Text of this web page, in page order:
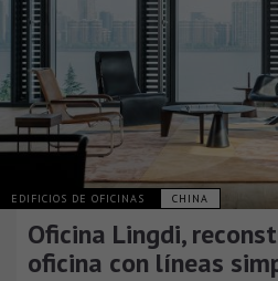
EDIFICIOS DE OFICINAS CHINA
Oficina Lingdi,
oficina con líneas